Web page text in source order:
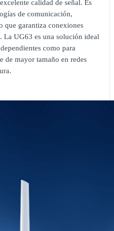
calidad de señal. Es
de comunicación,
que garantiza conexiones
La UG63 es una solución ideal
como para
de mayor tamaño en redes